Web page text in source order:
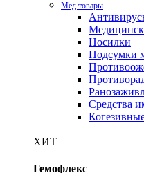
Мед товары
Носилки
Подсумки
Средства
ХИТ
Гемофлекс